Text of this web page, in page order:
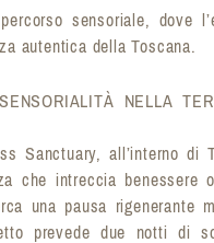
sensoriale, dove
autentica della Toscana.
NELLA
Sanctuary, all’interno di
che intreccia benessere
una pausa rigenerante
prevede due notti di